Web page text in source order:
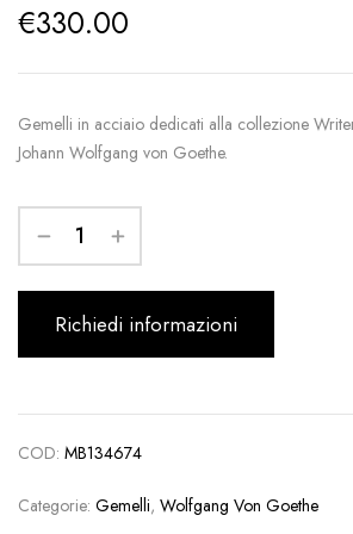
€330.00
Gemelli in acciaio dedicati alla collezione
Johann Wolfgang von Goethe.
Richiedi informazioni
COD: MB134674
Categorie: Gemelli, Wolfgang Von Goethe